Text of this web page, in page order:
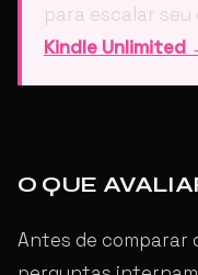
para escalar seu
Kindle Unlimited
O QUE
Antes de comparar